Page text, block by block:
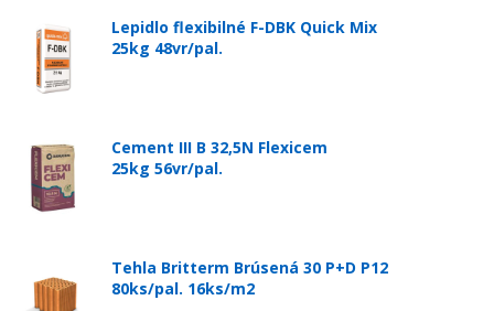
Lepidlo flexibilné F-DBK Quick Mix
25kg 48vr/pal.
Cement III B 32,5N Flexicem
25kg 56vr/pal.
Tehla Britterm Brúsená 30 P+D P12
80ks/pal. 16ks/m2